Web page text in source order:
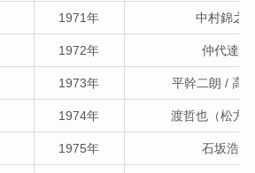
1971年 中村錦之
1972年 仲代達矢
1973年 平幹二朗 / 高
1974年 渡哲也（松方
1975年 石坂浩二